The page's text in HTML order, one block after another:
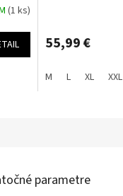
(1 ks)
55,99 €
M L XL XXL
parametre